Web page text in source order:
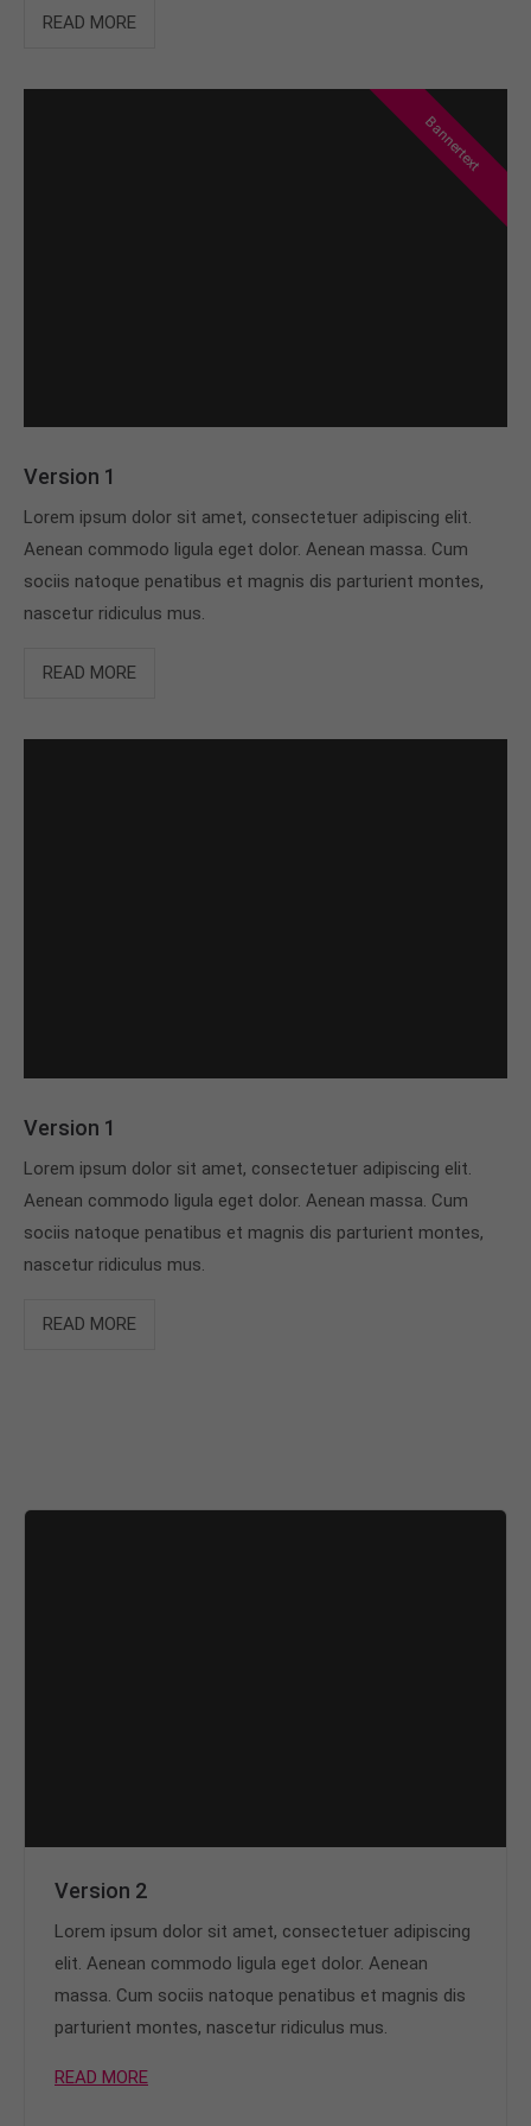
info@yourdomain.com
Lorem ipsum dolor sit amet, consectetuer
READ MORE
Bannertext
Version 1
Lorem ipsum dolor sit amet, consectetuer adipiscing elit.
Aenean commodo ligula eget dolor. Aenean massa. Cum
sociis natoque penatibus et magnis dis parturient montes,
nascetur ridiculus mus.
READ MORE
Version 1
Lorem ipsum dolor sit amet, consectetuer adipiscing elit.
Aenean commodo ligula eget dolor. Aenean massa. Cum
sociis natoque penatibus et magnis dis parturient montes,
nascetur ridiculus mus.
READ MORE
Version 2
Lorem ipsum dolor sit amet, consectetuer adipiscing
elit. Aenean commodo ligula eget dolor. Aenean
massa. Cum sociis natoque penatibus et magnis dis
parturient montes, nascetur ridiculus mus.
READ MORE